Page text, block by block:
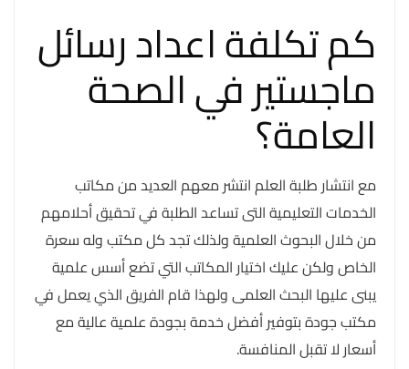
كم تكلفة اعداد رسائل
ماجستير في الصحة
العامة؟
مع انتشار طلبة العلم انتشر معهم العديد من مكاتب
الخدمات التعليمية التى تساعد الطلبة في تحقيق أحلامهم
من خلال البحوث العلمية ولذلك تجد كل مكتب وله سعرة
الخاص ولكن عليك اختيار المكاتب التي تضع أسس علمية
يبنى عليها البحث العلمى ولهذا قام الفريق الذي يعمل في
مكتب جودة بتوفير أفضل خدمة بجودة علمية عالية مع
أسعار لا تقبل المنافسة.